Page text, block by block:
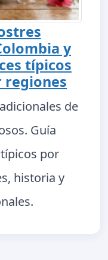
y
típicos
regiones
de
Guía
por
historia y